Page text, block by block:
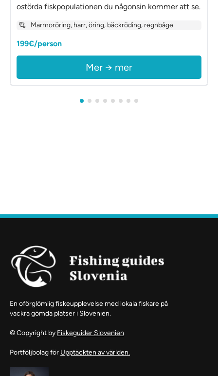
ostörda fiskpopulationen du någonsin kommer att se.
Marmoröring, harr, öring, bäckröding, regnbåge
199€/person
Mer → mer
En oförglömlig fiskeupplevelse med lokala fiskare på
vackra gömda platser i Slovenien.
© Copyright by Fiskeguider Slovenien
Portföljbolag för Upptäckten av världen.